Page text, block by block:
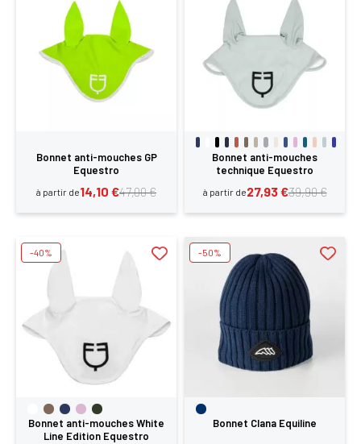
Bonnet anti-mouches GP
Equestro
à partir de 47,00 €
14,10 €
Bonnet anti-mouches
technique Equestro
à partir de 39,90 €
27,93 €
Bonnet anti-mouches White
Line Edition Equestro
-40%
Bonnet Clana Equiline
-50%
ANNULER SE
CONNECTER